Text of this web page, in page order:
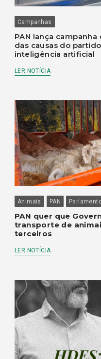
Campanhas
PAN lança
das causas do
inteligência artificial
LER NOTÍCIA
Animais PAN
PAN quer que
transporte de
terceiros
LER NOTÍCIA